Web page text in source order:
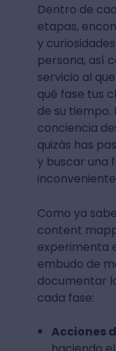
Dentro de
etapas,
y
persona, así
servicio al
qué fase tus
de su tiempo.
conciencia
quizás has
y buscar una
Como ya
content
experimenta
embudo de
documentar
cada fase:
Acciones